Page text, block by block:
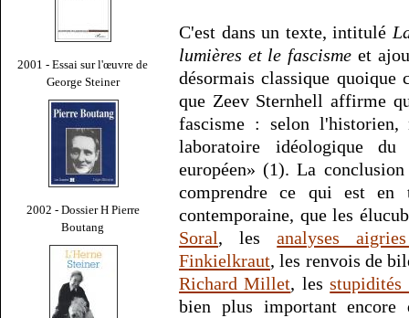
2001 - Essai sur l'œuvre de
George Steiner
2002 - Dossier H Pierre
Boutang
C'est dans un texte, intitulé
lumières et le fascisme et
désormais classique quoique
que Zeev Sternhell affirme
fascisme : selon
laboratoire idéologique
européen» (1). La
comprendre ce qui est en
contemporaine, que les
Soral, lesanalyses
Finkielkraut, les renvois de
Richard Millet, lesstupidités
bien plus important